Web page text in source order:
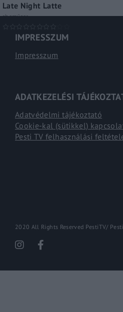
Late Night Latte
shoműsor
IMPRESSZUM
Impresszum
ADATKEZELÉSI
Adatvédelmi tájékoztató
Cookie-kal (sütikkel)
Pesti TV felhasználási
2020 All Rights Reserved PestiTV/